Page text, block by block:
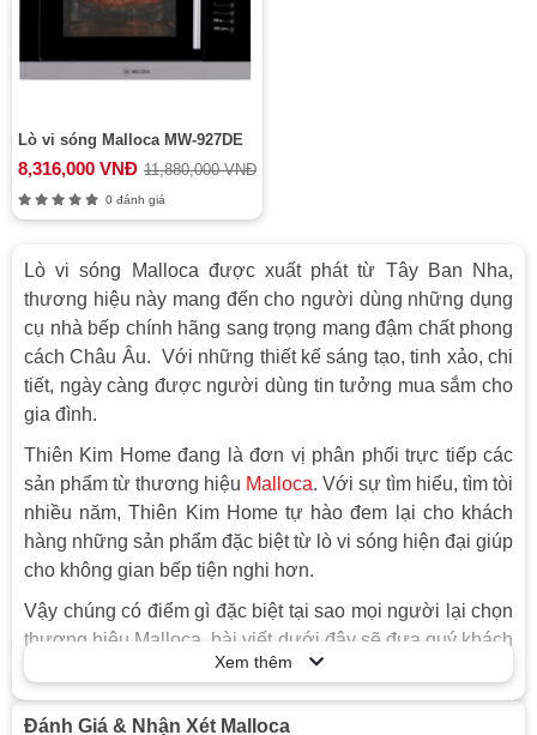
Lò vi sóng Malloca MW-927DE
8,316,000 VNĐ 11,880,000 VNĐ
0 đánh giá
Lò vi sóng Malloca được xuất phát từ Tây Ban Nha,
thương hiệu này mang đến cho người dùng những dụng
cụ nhà bếp chính hãng sang trọng mang đậm chất phong
cách Châu Âu. Với những thiết kế sáng tạo, tinh xảo, chi
tiết, ngày càng được người dùng tin tưởng mua sắm cho
gia đình.
Thiên Kim Home đang là đơn vị phân phối trực tiếp các
sản phẩm từ thương hiệu Malloca. Với sự tìm hiểu, tìm tòi
nhiều năm, Thiên Kim Home tự hào đem lại cho khách
hàng những sản phẩm đặc biệt từ lò vi sóng hiện đại giúp
cho không gian bếp tiện nghi hơn.
Vậy chúng có điểm gì đặc biệt tại sao mọi người lại chọn
thương hiệu Malloca, bài viết dưới đây sẽ đưa quý khách
Xem thêm
Đánh Giá & Nhận Xét Malloca